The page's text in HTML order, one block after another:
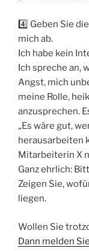
4️⃣ Geben Sie
mich ab.
Ich habe kein
Ich spreche an,
Angst, mich
meine Rolle,
anzusprechen.
„Es wäre gut,
herausarbeiten
Mitarbeiterin X
Ganz ehrlich:
Zeigen Sie,
liegen.
Wollen Sie
Dann melden